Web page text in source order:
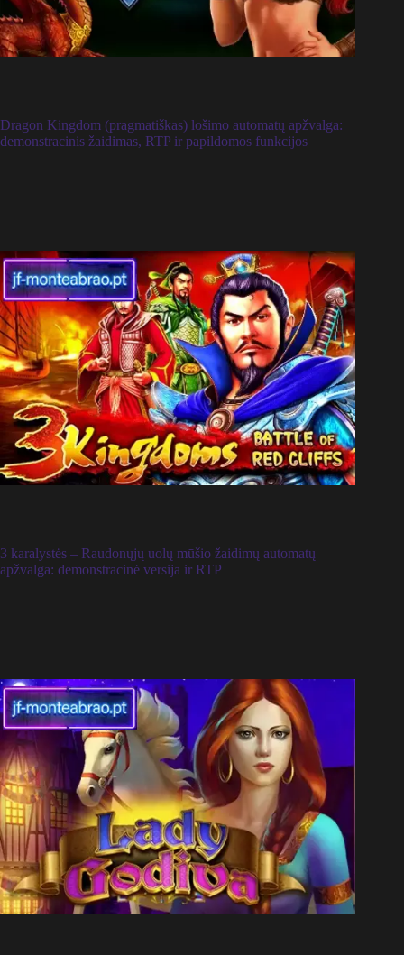
Dragon Kingdom (pragmatiškas) lošimo automatų apžvalga:
demonstracinis žaidimas, RTP ir papildomos funkcijos
3 karalystės – Raudonųjų uolų mūšio žaidimų automatų
apžvalga: demonstracinė versija ir RTP